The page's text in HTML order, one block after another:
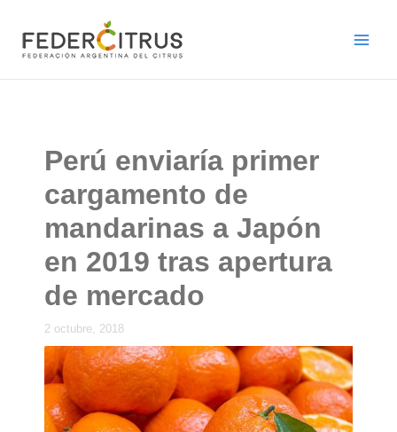
contenido
Perú enviaría primer
cargamento de
mandarinas a Japón
en 2019 tras apertura
de mercado
2 octubre, 2018